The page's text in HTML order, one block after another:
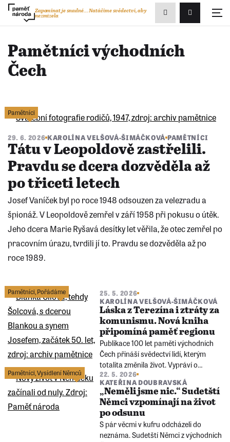
Přihlášení/
Zapomínat je snadné...Natáčíme svědectví, aby
nezmizela
Zobrazit
vyhledávání
Pamětníci východních
Čech
Pamětníci
29. 6. 2026 KAROLÍNA VELŠOVÁ-ŠIMÁČKOVÁ PAMĚTNÍCI
Tátu v Leopoldově zastřelili.
Pravdu se dcera dozvěděla až
po třiceti letech
Josef Vaníček byl po roce 1948 odsouzen za velezradu a
špionáž. V Leopoldově zemřel v září 1958 při pokusu o útěk.
Jeho dcera Marie Ryšavá desítky let věřila, že otec zemřel po
pracovním úrazu, tvrdili jí to. Pravdu se dozvěděla až po
roce 1989.
Pamětníci,Pořádáme
25. 5. 2026
KAROLÍNA VELŠOVÁ-ŠIMÁČKOVÁ
Láska z Terezína i ztráty za
komunismu. Nová kniha
připomíná paměť regionu
Publikace 100 let paměti východních
Čech přináší svědectví lidí, kterým
totalita změnila život. Vypráví o
židovském chlapci, jenž v Terezíně
našel osudovou lásku, i o ženě, které
komunistický režim vzal milovaného
muže.
Pamětníci,Vysídlení Němců
22. 5. 2026
KATEŘINA DOUBRAVSKÁ
„Neměli jsme nic.“ Sudetští
Němci vzpomínají na život
po odsunu
S pár věcmi v kufru odcházeli do
neznáma. Sudetští Němci z východních
stránka